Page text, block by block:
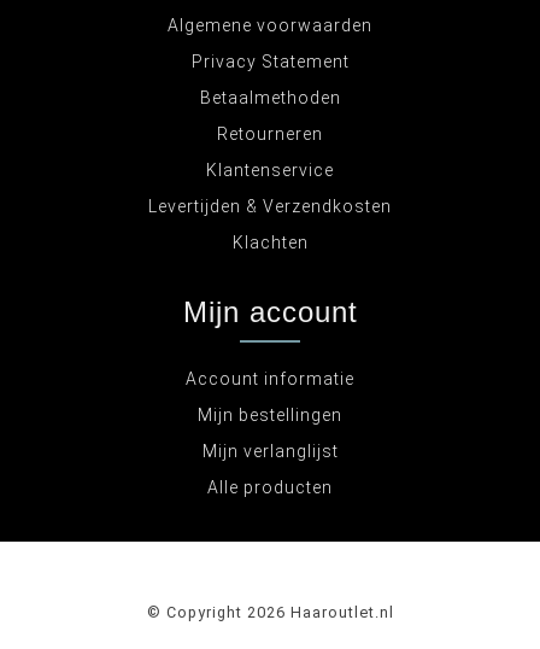
Algemene voorwaarden
Privacy Statement
Betaalmethoden
Retourneren
Klantenservice
Levertijden & Verzendkosten
Klachten
Mijn account
Account informatie
Mijn bestellingen
Mijn verlanglijst
Alle producten
© Copyright 2026 Haaroutlet.nl